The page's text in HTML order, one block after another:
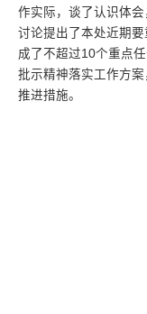
作实际，谈了认识体会
讨论提出了本处近期
成了不超过10个重点
批示精神落实工作方
推进措施。